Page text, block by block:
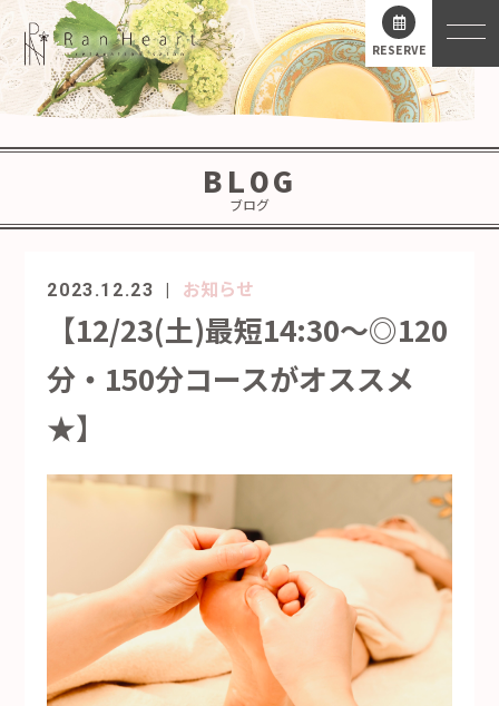
RESERVE
BLOG
ブログ
2023.12.23 お知らせ
【12/23(土)最短14:30～◎120
分・150分コースがオススメ
★】